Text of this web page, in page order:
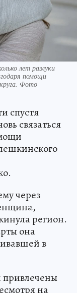
лет разлуки
помощи
Фото
спустя
связаться
через
регион.
она
в
привлечены
на